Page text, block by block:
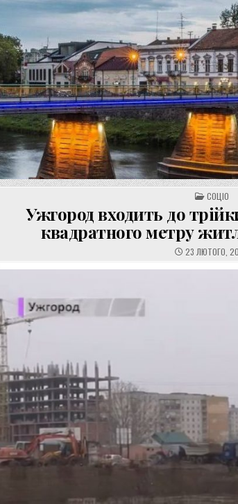
POSTED
IN
СОЦІО
Ужгород входить до
квадратного метру
23 ЛЮТОГО,